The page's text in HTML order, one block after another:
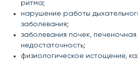
ритма;
нарушение работы
заболевания;
заболевания почек,
недостаточность;
физиологическое истощение,